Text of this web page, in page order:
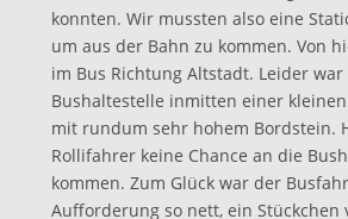
konnten. Wir mussten also eine
um aus der Bahn zu kommen. Von
im Bus Richtung Altstadt. Leider war
Bushaltestelle inmitten einer kleinen
mit rundum sehr hohem Bordstein.
Rollifahrer keine Chance an die
kommen. Zum Glück war der
Aufforderung so nett, ein Stückchen